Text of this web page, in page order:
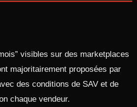
visibles sur des marketplaces
majoritairement proposées par
des conditions de SAV et de
chaque vendeur.